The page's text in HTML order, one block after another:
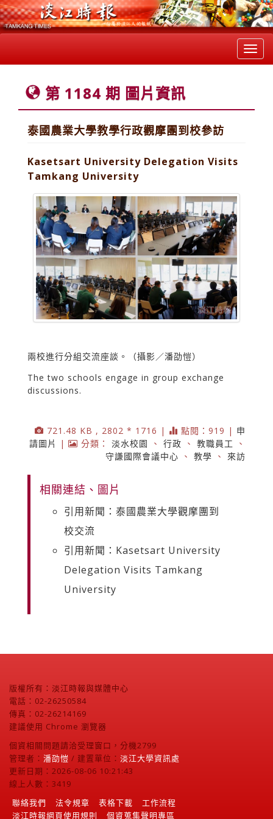
第 1184 期 圖片資訊
泰國農業大學教學行政觀摩團到校參訪
Kasetsart University Delegation Visits
Tamkang University
兩校進行分組交流座談。（攝影／潘劭愷）
The two schools engage in group exchange
discussions.
721.48 KB , 2802 * 1716 | 點閱：919 | 申
請圖片
| 分類： 淡水校園 、 行政 、 教職員工
、
守謙國際會議中心 、 教學 、 來訪
相關連結、圖片
引用新聞：泰國農業大學觀摩團到
校交流
引用新聞：Kasetsart University
Delegation Visits Tamkang
University
版權所有：淡江時報與媒體中心
電話：02-26250584
傳真：02-26214169
建議使用 Chrome 瀏覽器
個資相關問題請洽受理窗口，分機2799
管理者： 潘劭愷 / 建置單位： 淡江大學資訊處
更新日期：2026-08-06 10:21:43
線上人數：3419
聯絡我們
法令規章 表格下載
工作流程
淡江時報網頁使用規則
個資蒐集聲明專區